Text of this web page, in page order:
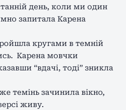
день, коли ми один
запитала Карена
кругами в темній
Карена мовчки
“вдачі, тоді” зникла
темінь зачинила вікно,
живу.